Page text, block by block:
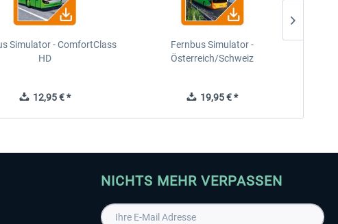
Simulator - ComfortClass
HD
12,95 € *
Fernbus Simulator -
Österreich/Schweiz
19,95 € *
NICHTS MEHR VERPASSEN